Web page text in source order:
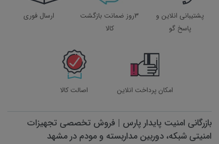
پشتیبانی انلاین و
پاسخ گو
3روز ضمانت بازگشت
کالا
ارسال فوری
امکان پرداخت انلاین اصالت کالا
بازرگانی امنیت پایدار پارس | فروش تخصصی تجهیزات
امنیتی شبکه، دوربین مداربسته و مودم در مشهد